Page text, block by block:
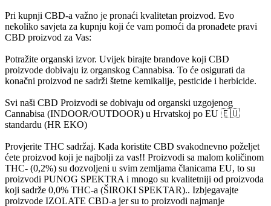
Pri kupnji CBD-a važno je pronaći kvalitetan proizvod. Evo
nekoliko savjeta za kupnju koji će vam pomoći da pronađete pravi
CBD proizvod za Vas:
Potražite organski izvor. Uvijek birajte brandove koji CBD
proizvode dobivaju iz organskog Cannabisa. To će osigurati da
konačni proizvod ne sadrži štetne kemikalije, pesticide i herbicide.
Svi naši CBD Proizvodi se dobivaju od organski uzgojenog
Cannabisa (INDOOR/OUTDOOR) u Hrvatskoj po EU 🇪🇺
standardu (HR EKO)
Provjerite THC sadržaj. Kada koristite CBD svakodnevno poželjet
ćete proizvod koji je najbolji za vas!! Proizvodi sa malom količinom
THC- (0,2%) su dozvoljeni u svim zemljama članicama EU, to su
proizvodi PUNOG SPEKTRA i mnogo su kvalitetniji od proizvoda
koji sadrže 0,0% THC-a (ŠIROKI SPEKTAR).. Izbjegavajte
proizvode IZOLATE CBD-a jer su to proizvodi najmanje